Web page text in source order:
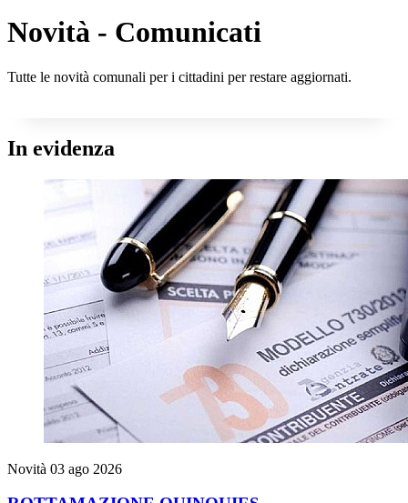
Novità - Comunicati
Tutte le novità comunali per i cittadini per restare aggiornati.
In evidenza
Novità 03 ago 2026